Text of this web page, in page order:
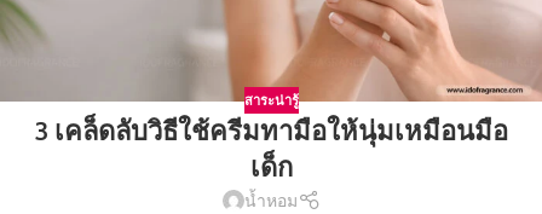
สาระน่ารู้
3 เคล็ดลับวิธีใช้ครีมทามือให้นุ่มเหมือนมือ
เด็ก
น้ำหอม